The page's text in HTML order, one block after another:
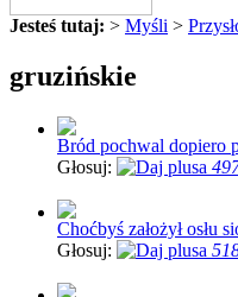
Jesteś tutaj: > Myśli >
gruzińskie
Bród pochwal dopiero
Głosuj:
Choćbyś założył osłu
Głosuj: